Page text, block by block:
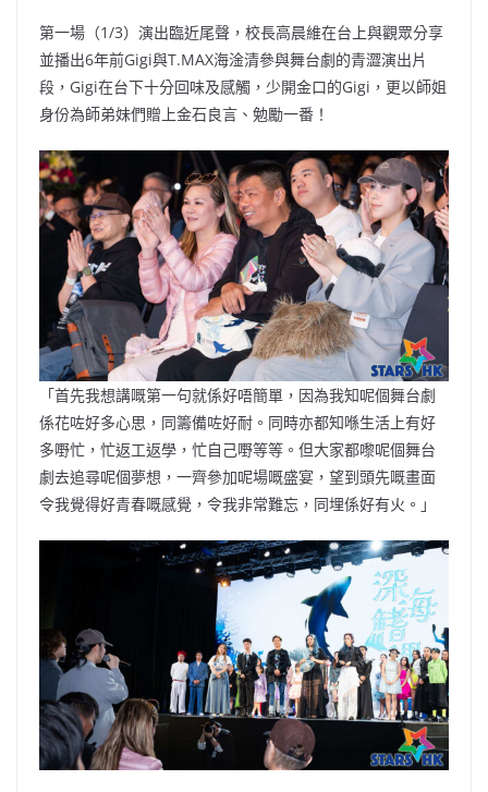
第一場（1/3）演出臨近尾聲，校長高晨維在台上與觀眾分享
並播出6年前Gigi與T.MAX海淦清參與舞台劇的青澀演出片
段，Gigi在台下十分回味及感觸，少開金口的Gigi，更以師姐
身份為師弟妹們贈上金石良言、勉勵一番！
「首先我想講嘅第一句就係好唔簡單，因為我知呢個舞台劇
係花咗好多心思，同籌備咗好耐。同時亦都知喺生活上有好
多嘢忙，忙返工返學，忙自己嘢等等。但大家都嚟呢個舞台
劇去追尋呢個夢想，一齊參加呢場嘅盛宴，望到頭先嘅畫面
令我覺得好青春嘅感覺，令我非常難忘，同埋係好有火。」